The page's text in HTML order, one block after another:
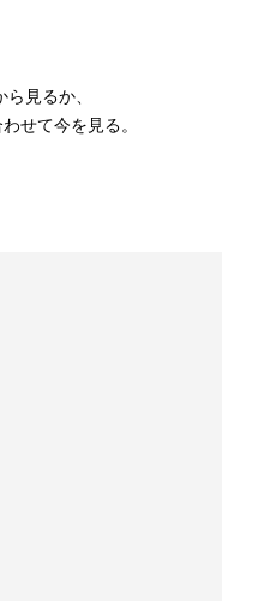
見るか、
せて今を見る。